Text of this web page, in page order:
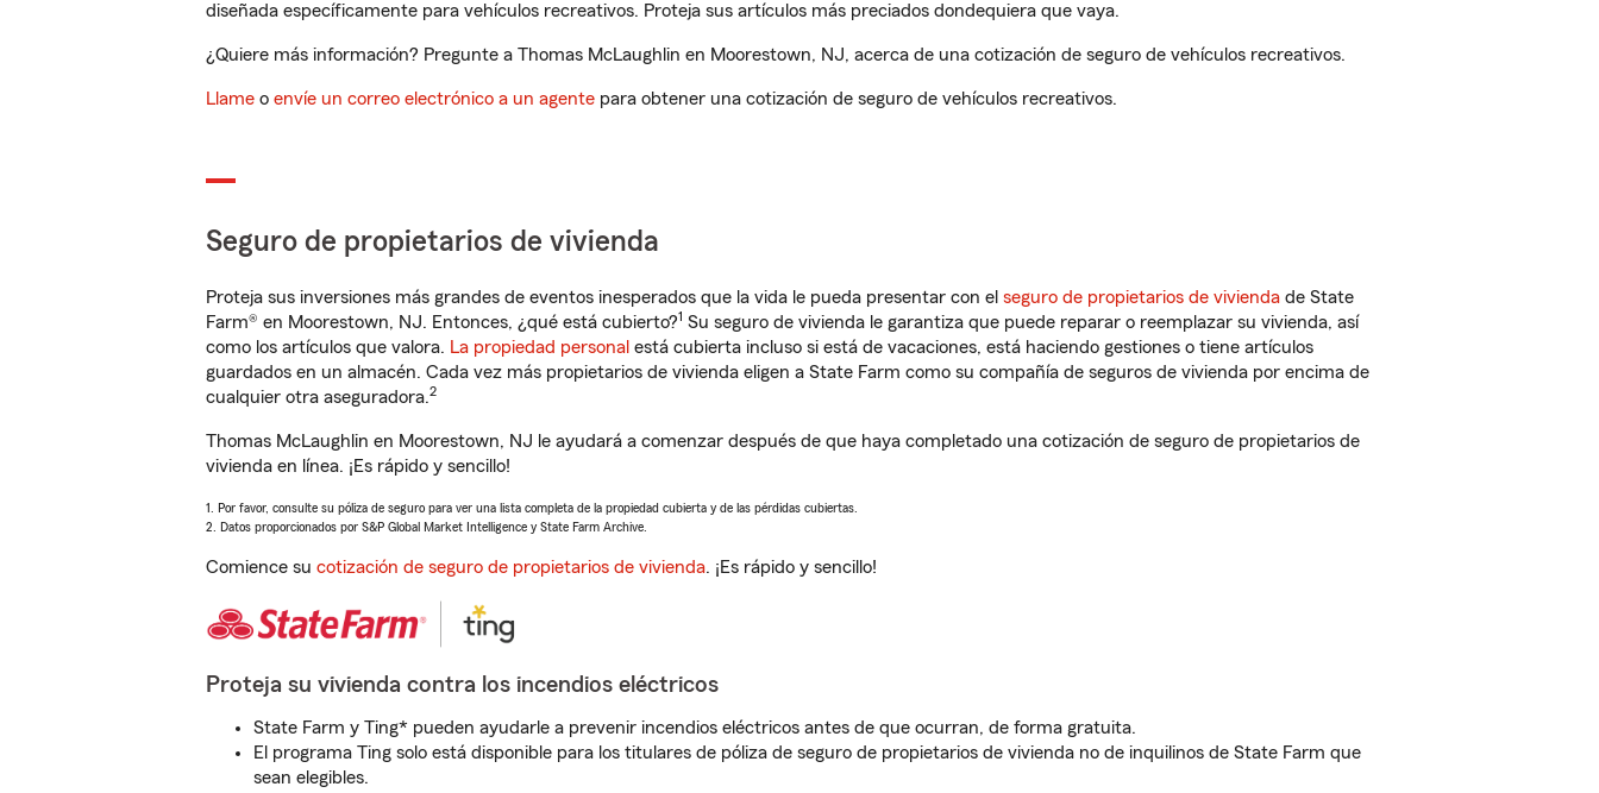
diseñada específicamente para vehículos recreativos. Proteja sus artículos más preciados dondequiera que vaya.
¿Quiere más información? Pregunte a Thomas McLaughlin en Moorestown, NJ, acerca de una cotización de seguro de vehículos recreativos.
Llame o envíe un correo electrónico a un agente para obtener una cotización de seguro de vehículos recreativos.
Seguro de propietarios de vivienda
Proteja sus inversiones más grandes de eventos inesperados que la vida le pueda presentar con el seguro de propietarios de vivienda de State
Farm® en Moorestown, NJ. Entonces, ¿qué está cubierto?1 Su seguro de vivienda le garantiza que puede reparar o reemplazar su vivienda, así
como los artículos que valora. La propiedad personal está cubierta incluso si está de vacaciones, está haciendo gestiones o tiene artículos
guardados en un almacén. Cada vez más propietarios de vivienda eligen a State Farm como su compañía de seguros de vivienda por encima de
cualquier otra aseguradora.2
Thomas McLaughlin en Moorestown, NJ le ayudará a comenzar después de que haya completado una cotización de seguro de propietarios de
vivienda en línea. ¡Es rápido y sencillo!
1. Por favor, consulte su póliza de seguro para ver una lista completa de la propiedad cubierta y de las pérdidas cubiertas.
2. Datos proporcionados por S&P Global Market Intelligence y State Farm Archive.
Comience su cotización de seguro de propietarios de vivienda. ¡Es rápido y sencillo!
Proteja su vivienda contra los incendios eléctricos
State Farm y Ting* pueden ayudarle a prevenir incendios eléctricos antes de que ocurran, de forma gratuita.
El programa Ting solo está disponible para los titulares de póliza de seguro de propietarios de vivienda no de inquilinos de State Farm que
sean elegibles.